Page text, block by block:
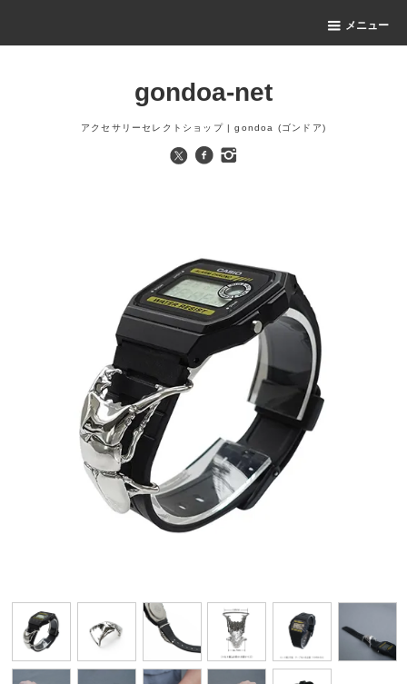
メニュー
gondoa-net
アクセサリーセレクトショップ | gondoa (ゴンドア)